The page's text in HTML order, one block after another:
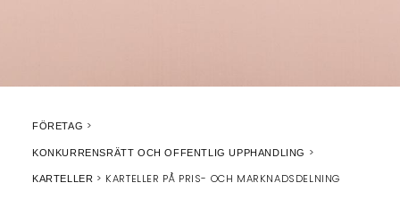
FÖRETAG
KONKURRENSRÄTT OCH OFFENTLIG UPPHANDLING
KARTELLER KARTELLER PÅ PRIS- OCH MARKNADSDELNING